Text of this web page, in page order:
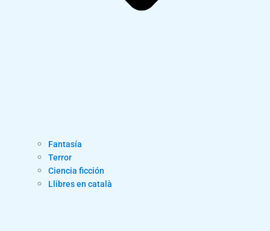
Fantasía
Terror
Ciencia ficción
Llibres en català